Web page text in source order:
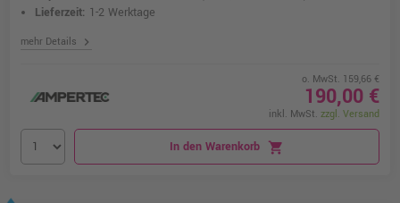
Lieferzeit: 1-2 Werktage
mehr Details chevron_right
o. MwSt. 159,66 €
190,00 €
inkl. MwSt. zzgl. Versand
In den Warenkorb shopping_cart